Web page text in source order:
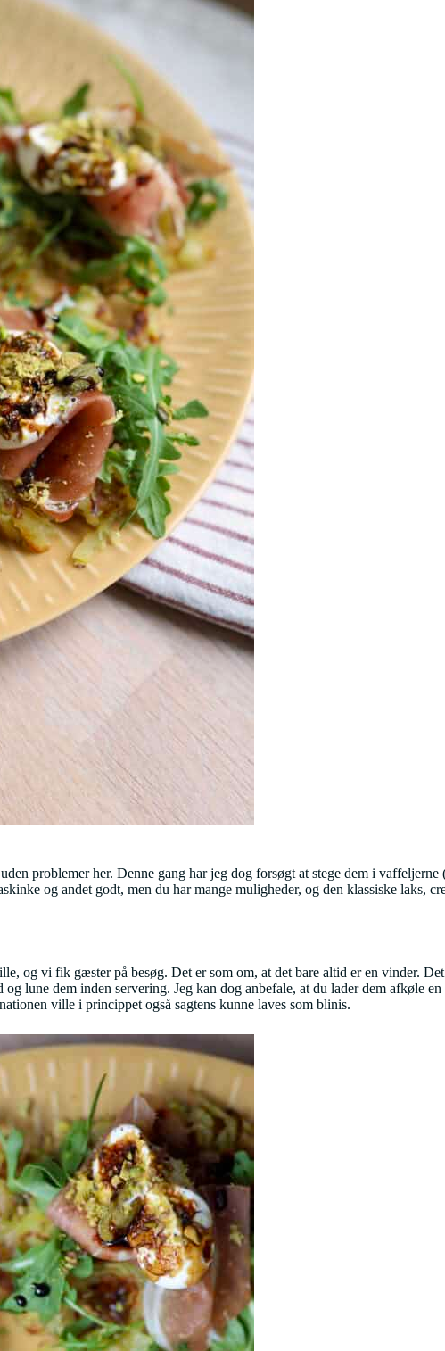
problemer her. Denne gang har jeg dog forsøgt at stege dem i
og andet godt, men du har mange muligheder, og den klassiske laks,
og vi fik gæster på besøg. Det er som om, at det bare altid er en vinder.
lune dem inden servering. Jeg kan dog anbefale, at du lader dem afkøle
ville i princippet også sagtens kunne laves som blinis.